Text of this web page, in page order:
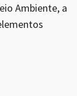
Ambiente, a